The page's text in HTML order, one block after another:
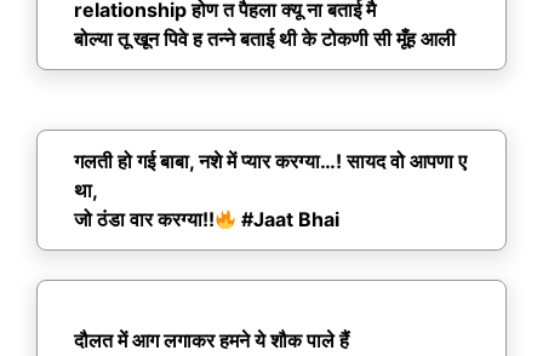
relationship होण त पैहला क्यू ना बताई मै
बोल्या तू खून पिवे ह तन्ने बताई थी के टोकणी सी मूँह आली
गलती हो गई बाबा, नशे में प्यार करग्या…! सायद वो आपणा ए
था,
जो ठंडा वार करग्या!!
#Jaat Bhai
दौलत में आग लगाकर हमने ये शौक पाले हैं